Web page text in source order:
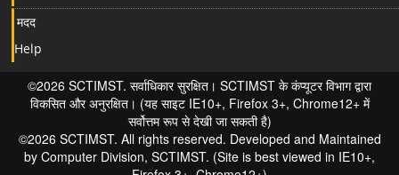
मदद
Help
©2026 SCTIMST. सर्वाधिकार सुरक्षित। SCTIMST के कंप्यूटर विभाग द्वारा
विकसित और अनुरक्षित। (यह साइट IE10+, Firefox 3+, Chrome12+ में
सर्वोत्तम रूप से देखी जा सकती है)
©2026 SCTIMST. All rights reserved. Developed and Maintained
by Computer Division, SCTIMST. (Site is best viewed in IE10+,